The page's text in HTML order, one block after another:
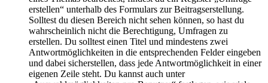
erstellen“ unterhalb des Formulars zur Beitragserstellung.
Solltest du diesen Bereich nicht sehen können, so hast du
wahrscheinlich nicht die Berechtigung, Umfragen zu
erstellen. Du solltest einen Titel und mindestens zwei
Antwortmöglichkeiten in die entsprechenden Felder eingeben
und dabei sicherstellen, dass jede Antwortmöglichkeit in einer
eigenen Zeile steht. Du kannst auch unter